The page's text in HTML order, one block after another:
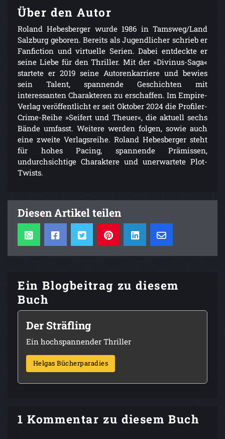
Über den Autor
Roland Hebesberger wurde 1986 in Tamsweg/Land
Salzburg geboren. Bereits als Jugendlicher schrieb er
Fanfiction und virtuelle Serien. Dabei entdeckte er
seine Liebe für den Thriller. Mit der »Divinus-Saga«
startete er 2019 seine Autorenkarriere und bewies
sein Talent, spannende Geschichten mit
interessanten Charakteren zu erschaffen. Im Empire-
Verlag veröffentlicht er seit Oktober 2024 die Profiler-
Crime-Reihe »Seifert und Theuer«, die aktuell sechs
Bände umfasst. Weitere werden folgen, sowie auch
eine zweite Verlagsreihe. Roland Hebesberger steht
für hohes Pacing, spannende Prämissen,
undurchsichtige Charaktere und unerwartete Plot-
Twists.
Diesen Artikel teilen
Ein Blogbeitrag zu diesem
Buch
Der Sträfling
Ein hochspannender Thriller
Helgas Bücherparadies
1 Kommentar zu diesem Buch